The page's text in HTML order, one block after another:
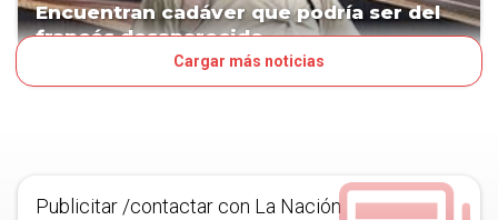
Encuentran cadáver que podría ser del
francés desaparecido
Cargar más noticias
Publicitar /contactar con La Nación